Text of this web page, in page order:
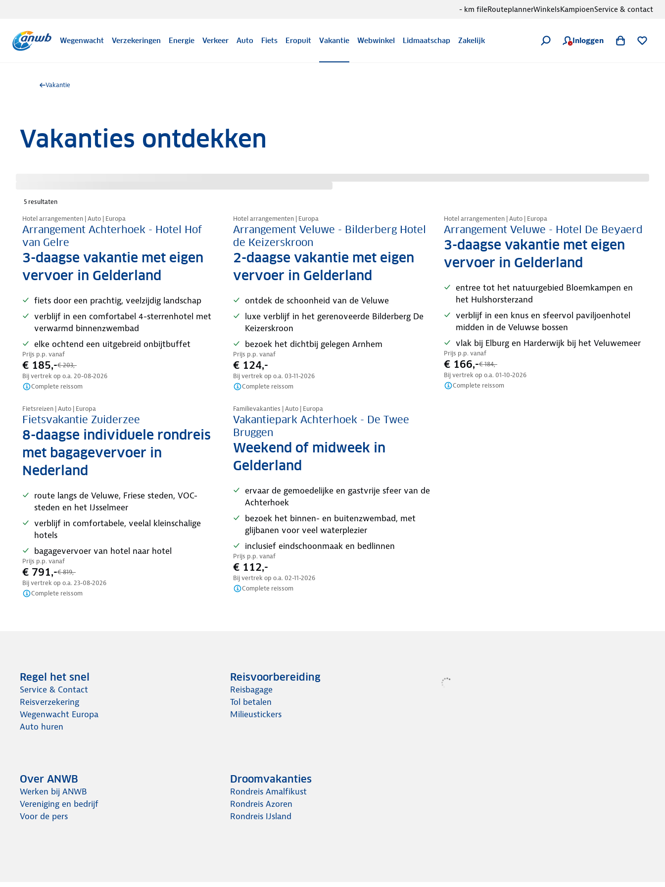
Wegenwacht Verzekeringen Energie Verkeer Auto Fiets Eropuit Vakantie Webwinkel Lidmaatschap Zakelijk Inloggen
- km fileRouteplannerWinkelsKampioenService & contact
Vakantie
Vakanties ontdekken
5 resultaten
Nazomer korting
Hotel arrangementen | Auto | Europa
Arrangement Achterhoek - Hotel Hof
van Gelre
3-daagse vakantie met eigen
vervoer in Gelderland
fiets door een prachtig, veelzijdig landschap
verblijf in een comfortabel 4-sterrenhotel met
verwarmd binnenzwembad
elke ochtend een uitgebreid onbijtbuffet
Prijs p.p. vanaf
€ 185,-€ 203,-
Bij vertrek op o.a. 20-08-2026
Complete reissom
Hotel arrangementen | Europa
Arrangement Veluwe - Bilderberg Hotel
de Keizerskroon
2-daagse vakantie met eigen
vervoer in Gelderland
ontdek de schoonheid van de Veluwe
luxe verblijf in het gerenoveerde Bilderberg De
Keizerskroon
bezoek het dichtbij gelegen Arnhem
Prijs p.p. vanaf
€ 124,-
Bij vertrek op o.a. 03-11-2026
Complete reissom
Hotel arrangementen | Auto | Europa
Arrangement Veluwe - Hotel De Beyaerd
3-daagse vakantie met eigen
vervoer in Gelderland
entree tot het natuurgebied Bloemkampen en
het Hulshorsterzand
verblijf in een knus en sfeervol paviljoenhotel
midden in de Veluwse bossen
vlak bij Elburg en Harderwijk bij het Veluwemeer
Prijs p.p. vanaf
€ 166,-€ 184,-
Bij vertrek op o.a. 01-10-2026
Complete reissom
Fietsreizen | Auto | Europa
Fietsvakantie Zuiderzee
8-daagse individuele rondreis
met bagagevervoer in
Nederland
route langs de Veluwe, Friese steden, VOC-
steden en het IJsselmeer
verblijf in comfortabele, veelal kleinschalige
hotels
bagagevervoer van hotel naar hotel
Prijs p.p. vanaf
€ 791,-€ 819,-
Bij vertrek op o.a. 23-08-2026
Complete reissom
Familievakanties | Auto | Europa
Vakantiepark Achterhoek - De Twee
Bruggen
Weekend of midweek in
Gelderland
ervaar de gemoedelijke en gastvrije sfeer van de
Achterhoek
bezoek het binnen- en buitenzwembad, met
glijbanen voor veel waterplezier
inclusief eindschoonmaak en bedlinnen
Prijs p.p. vanaf
€ 112,-
Bij vertrek op o.a. 02-11-2026
Complete reissom
Regel het snel
Service & Contact
Reisverzekering
Wegenwacht Europa
Auto huren
Reisvoorbereiding
Reisbagage
Tol betalen
Milieustickers
Over ANWB
Werken bij ANWB
Vereniging en bedrijf
Voor de pers
Droomvakanties
Rondreis Amalfikust
Rondreis Azoren
Rondreis IJsland